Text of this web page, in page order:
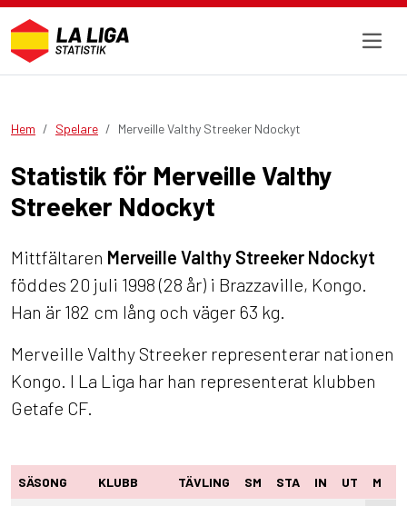
Hem Spelare Merveille Valthy Streeker Ndockyt
Statistik för Merveille Valthy
Streeker Ndockyt
Mittfältaren Merveille Valthy Streeker Ndockyt
föddes 20 juli 1998 (28 år) i Brazzaville, Kongo.
Han är 182 cm lång och väger 63 kg.
Merveille Valthy Streeker representerar nationen
Kongo. I La Liga har han representerat klubben
Getafe CF.
SÄSONG KLUBB TÄVLING SM STA IN UT M